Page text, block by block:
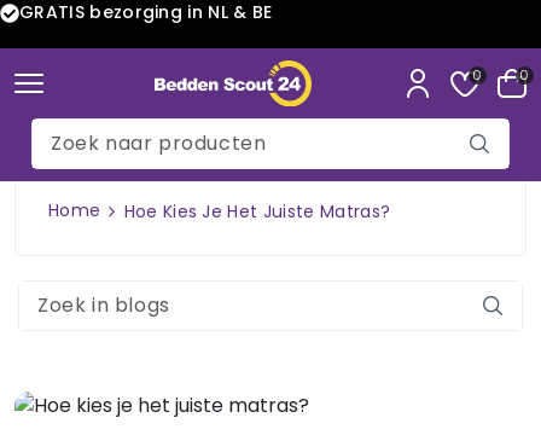
GRATIS bezorging in NL & BE
0 0
Home Hoe Kies Je Het Juiste Matras?